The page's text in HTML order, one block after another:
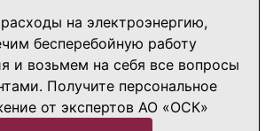
на электроэнергию,
бесперебойную работу
и возьмем на себя все вопросы
Получите персональное
от экспертов АО «ОСК»